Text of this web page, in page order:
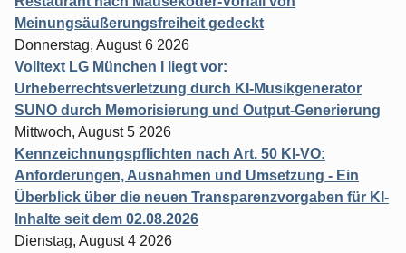
Meinungsäußerungsfreiheit gedeckt
Donnerstag, August 6 2026
Volltext LG München I liegt vor:
Urheberrechtsverletzung durch KI-Musikgenerator
SUNO durch Memorisierung und Output-Generierung
Mittwoch, August 5 2026
Kennzeichnungspflichten nach Art. 50 KI-VO:
Anforderungen, Ausnahmen und Umsetzung - Ein
Überblick über die neuen Transparenzvorgaben für KI-
Inhalte seit dem 02.08.2026
Dienstag, August 4 2026